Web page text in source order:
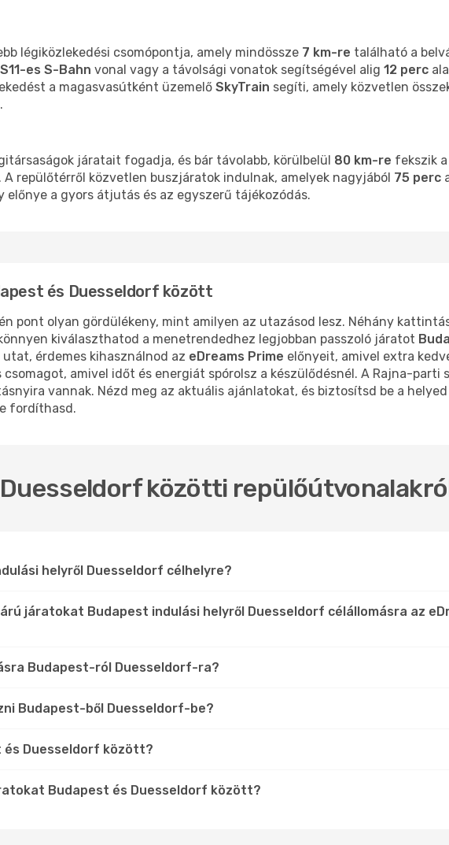
légiközlekedési csomópontja, amely mindössze 7 km-re található a
S11-es S-Bahn vonal vagy a távolsági vonatok segítségével alig 12 perc
a magasvasútként üzemelő SkyTrain segíti, amely közvetlen
járatait fogadja, és bár távolabb, körülbelül 80 km-re fekszik
repülőtérről közvetlen buszjáratok indulnak, amelyek nagyjából 75 perc
a gyors átjutás és az egyszerű tájékozódás.
és Duesseldorf között
pont olyan gördülékeny, mint amilyen az utazásod lesz. Néhány
kiválaszthatod a menetrendedhez legjobban passzoló járatot
érdemes kihasználnod az eDreams Prime előnyeit, amivel extra
amivel időt és energiát spórolsz a készülődésnél. A Rajna-parti
vannak. Nézd meg az aktuális ajánlatokat, és biztosítsd be a
fordíthasd.
Duesseldorf közötti
helyről Duesseldorf célhelyre?
járatokat Budapest indulási helyről Duesseldorf célállomásra az
Budapest-ról Duesseldorf-ra?
Budapest-ből Duesseldorf-be?
és Duesseldorf között?
Budapest és Duesseldorf között?